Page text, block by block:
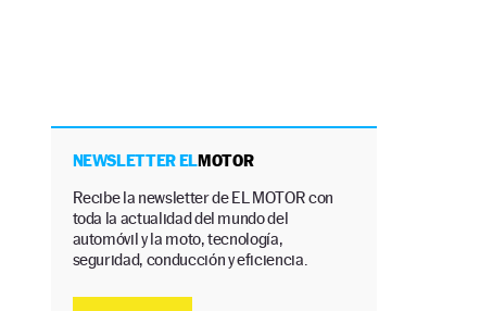
NEWSLETTER ELMOTOR
Recibe la newsletter de EL MOTOR con
toda la actualidad del mundo del
automóvil y la moto, tecnología,
seguridad, conducción y eficiencia.